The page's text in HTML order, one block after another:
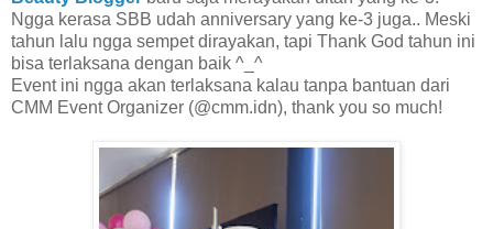
Ngga kerasa SBB udah anniversary yang ke-3 juga.. Meski
tahun lalu ngga sempet dirayakan, tapi Thank God tahun ini
bisa terlaksana dengan baik ^_^
Event ini ngga akan terlaksana kalau tanpa bantuan dari
CMM Event Organizer (@cmm.idn), thank you so much!